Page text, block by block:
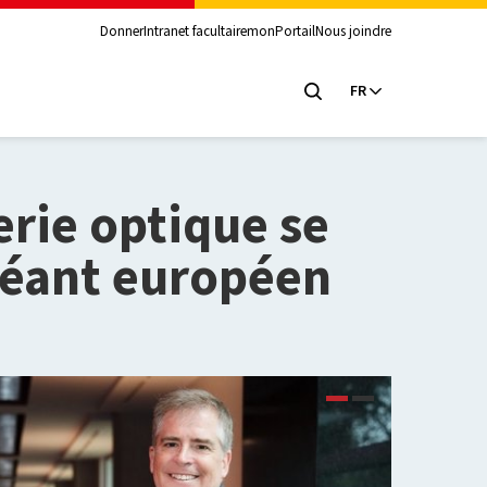
DonnerIntranet facultairemonPortailNous joindre
FR
optique se
européen